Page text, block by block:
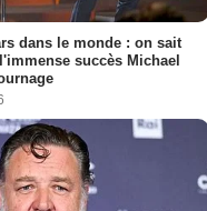
dans le monde : on sait
succès Michael